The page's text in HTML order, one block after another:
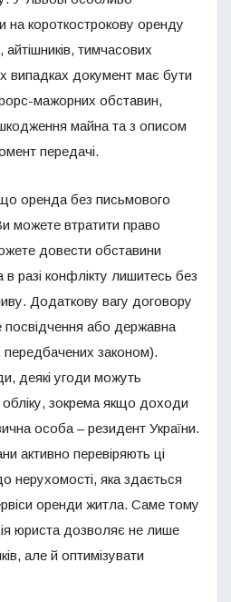
на короткострокову оренду
тимчасових
випадках документ має бути
мажорних обставин,
майна та з описом
передачі.
оренда без письмового
можете втратити право
довести обставини
разі конфлікту лишитесь без
Додаткову вагу договору
посвідчення або державна
передбачених законом).
деякі угоди можуть
зокрема якщо доходи
особа – резидент України.
активно перевіряють ці
нерухомості, яка здається
оренди житла. Саме тому
юриста дозволяє не лише
але й оптимізувати